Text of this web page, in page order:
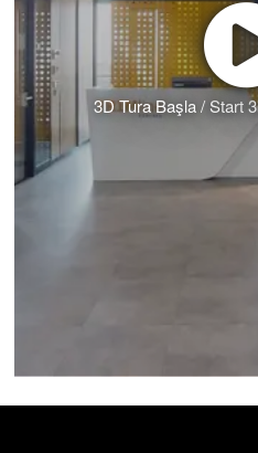
3D Tura Başla / Start